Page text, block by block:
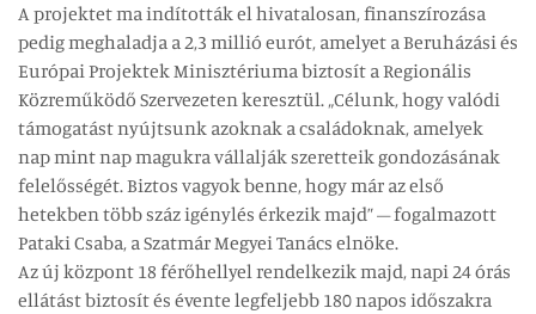
A projektet ma indították el hivatalosan, finanszírozása
pedig meghaladja a 2,3 millió eurót, amelyet a Beruházási és
Európai Projektek Minisztériuma biztosít a Regionális
Közreműködő Szervezeten keresztül. „Célunk, hogy valódi
támogatást nyújtsunk azoknak a családoknak, amelyek
nap mint nap magukra vállalják szeretteik gondozásának
felelősségét. Biztos vagyok benne, hogy már az első
hetekben több száz igénylés érkezik majd” – fogalmazott
Pataki Csaba, a Szatmár Megyei Tanács elnöke.
Az új központ 18 férőhellyel rendelkezik majd, napi 24 órás
ellátást biztosít és évente legfeljebb 180 napos időszakra